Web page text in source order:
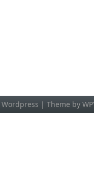
Wordpress | Theme by